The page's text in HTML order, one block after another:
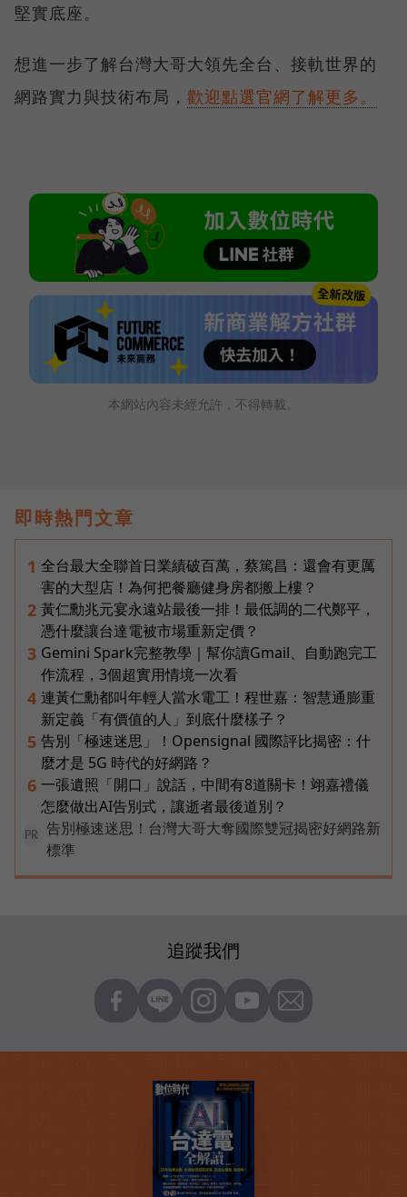
堅實底座。
想進一步了解台灣大哥大領先全台、接軌世界的
網路實力與技術布局， 歡迎點選官網了解更多。
本網站內容未經允許，不得轉載。
即時熱門文章
1 全台最大全聯首日業績破百萬，蔡篤昌：還會有更厲
害的大型店！為何把餐廳健身房都搬上樓？
2 黃仁勳兆元宴永遠站最後一排！最低調的二代鄭平，
憑什麼讓台達電被市場重新定價？
3 Gemini Spark完整教學｜幫你讀Gmail、自動跑完工
作流程，3個超實用情境一次看
4 連黃仁勳都叫年輕人當水電工！程世嘉：智慧通膨重
新定義「有價值的人」到底什麼樣子？
5 告別「極速迷思」！Opensignal 國際評比揭密：什
麼才是 5G 時代的好網路？
6 一張遺照「開口」說話，中間有8道關卡！翊嘉禮儀
怎麼做出AI告別式，讓逝者最後道別？
PR
告別極速迷思！台灣大哥大奪國際雙冠揭密好網路新
標準
追蹤我們